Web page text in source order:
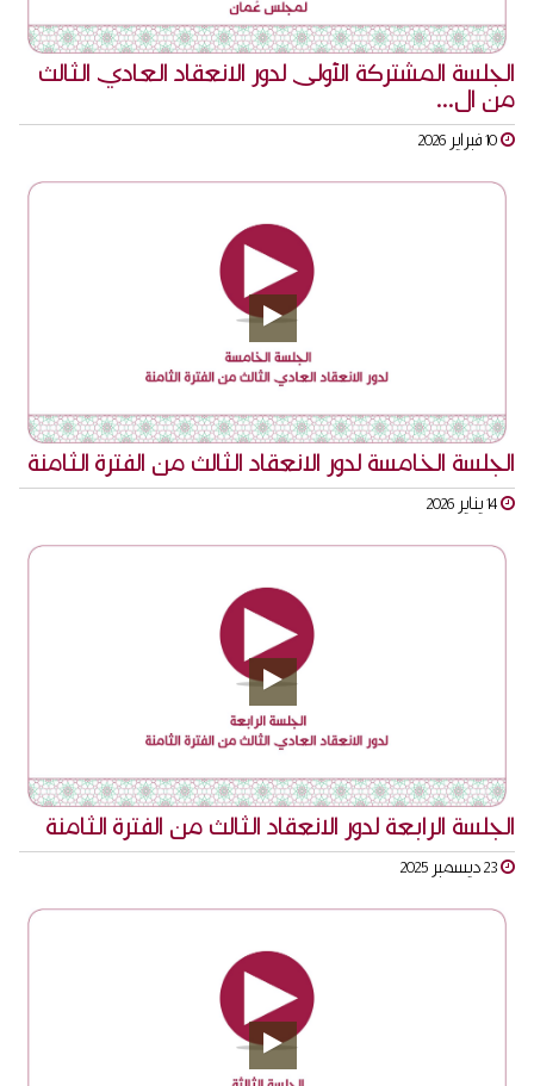
الجلسة المشتركة الأولى لدور الانعقاد العادي الثالث
من ال...
10 فبراير 2026
الجلسة الخامسة لدور الانعقاد الثالث من الفترة الثامنة
14 يناير 2026
الجلسة الرابعة لدور الانعقاد الثالث من الفترة الثامنة
23 ديسمبر 2025